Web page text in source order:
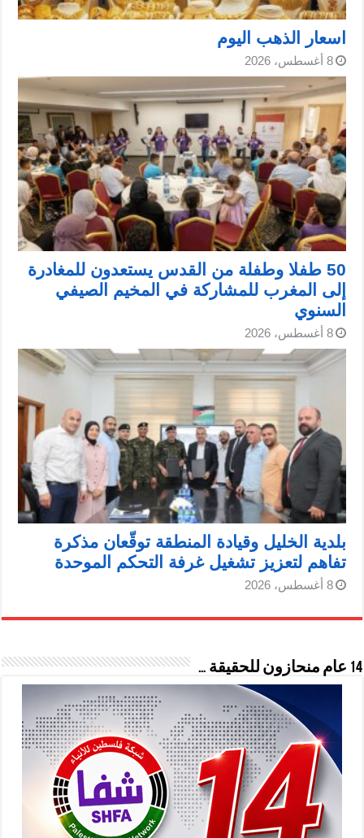
اسعار الذهب اليوم
8 أغسطس، 2026
50 طفلا وطفلة من القدس يستعدون للمغادرة
إلى المغرب للمشاركة في المخيم الصيفي
السنوي
8 أغسطس، 2026
بلدية الخليل وقيادة المنطقة توقّعان مذكرة
تفاهم لتعزيز تشغيل غرفة التحكم الموحدة
8 أغسطس، 2026
14 عام منحازون للحقيقة …